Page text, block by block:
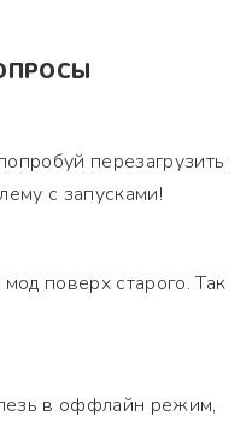
перезагрузить
с запусками!
поверх старого. Так
в оффлайн режим,